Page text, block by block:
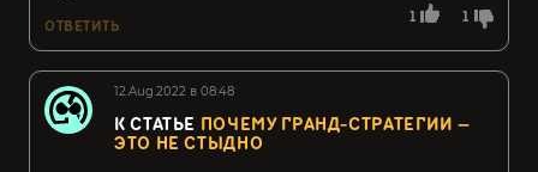
1 1
ОТВЕТИТЬ
12.Aug.2022 в 08:48
К СТАТЬЕ ПОЧЕМУ ГРАНД-СТРАТЕГИИ —
ЭТО НЕ СТЫДНО